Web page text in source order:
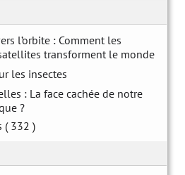
l’orbite : Comment les
transforment le monde
les insectes
: La face cachée de notre
?
( 332 )